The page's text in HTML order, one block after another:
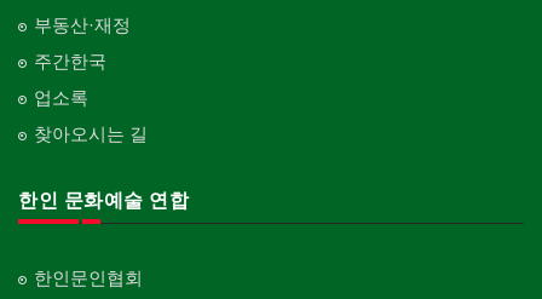
부동산·재정
주간한국
업소록
찾아오시는 길
한인 문화예술 연합
한인문인협회